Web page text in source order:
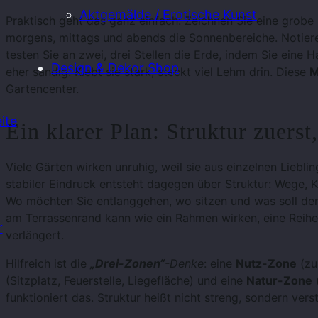
Aktgemälde / Erotische Kunst
Design & Dekor Shop
Praktisch geht das ganz einfach: Zeichnen Sie eine
morgens, mittags und abends die Sonnenbereiche.
testen Sie an zwei, drei Stellen die Erde, indem Sie eine
eher sandig. Klebt sie stark, steckt viel Lehm drin. Diese
Gartencenter.
Ein klarer Plan: Struktur
Viele Gärten wirken unruhig, weil sie aus einzelnen
stabiler Eindruck entsteht dagegen über Struktur: Wege,
Wo möchten Sie entlanggehen, wo sitzen und was soll
am Terrassenrand kann wie ein Rahmen wirken, eine
verlängert.
Hilfreich ist die „Drei-Zonen“-Denke: eine Nutz-Zone
(Sitzplatz, Feuerstelle, Liegefläche) und eine Natur-Zone
funktioniert das. Struktur heißt nicht streng, sondern